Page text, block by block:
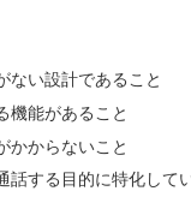
ない設計であること
機能があること
かからないこと
話する目的に特化して